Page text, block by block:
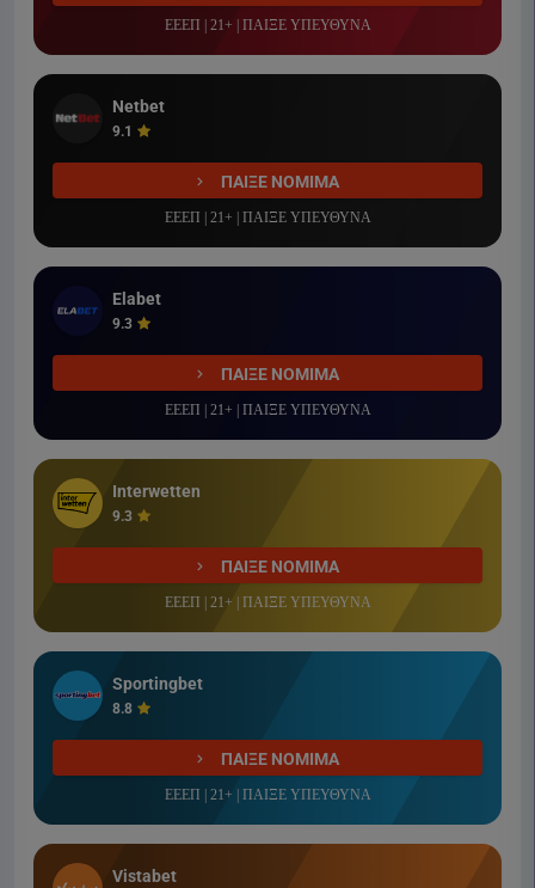
ΕΕΕΠ | 21+ | ΠΑΙΞΕ ΥΠΕΥΘΥΝΑ
Netbet
9.1
ΠΑΙΞΕ ΝΟΜΙΜΑ
ΕΕΕΠ | 21+ | ΠΑΙΞΕ ΥΠΕΥΘΥΝΑ
Elabet
9.3
ΠΑΙΞΕ ΝΟΜΙΜΑ
ΕΕΕΠ | 21+ | ΠΑΙΞΕ ΥΠΕΥΘΥΝΑ
Interwetten
9.3
ΠΑΙΞΕ ΝΟΜΙΜΑ
ΕΕΕΠ | 21+ | ΠΑΙΞΕ ΥΠΕΥΘΥΝΑ
Sportingbet
8.8
ΠΑΙΞΕ ΝΟΜΙΜΑ
ΕΕΕΠ | 21+ | ΠΑΙΞΕ ΥΠΕΥΘΥΝΑ
Vistabet